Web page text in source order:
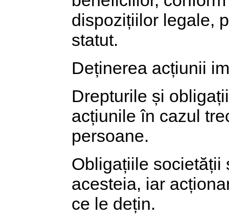
dispozițiilor legale,
statut.
Deținerea acțiunii
Drepturile și
acțiunile în cazul
persoane.
Obligațiile societății
acesteia, iar
ce le dețin.